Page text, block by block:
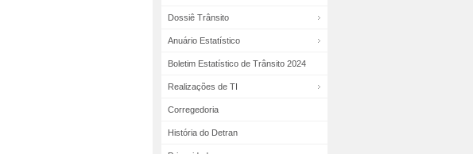
Dossiê Trânsito
Anuário Estatístico
Boletim Estatístico de Trânsito 2024
Realizações de TI
Corregedoria
História do Detran